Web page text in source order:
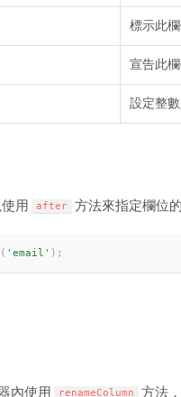
標示此欄
宣告此
設定整
用 after 方法來指定欄位
( 'email' ) ;
內使用 renameColumn 方法